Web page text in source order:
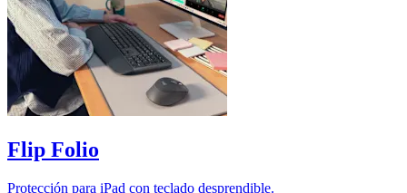
Flip Folio
Protección para iPad con teclado desprendible.